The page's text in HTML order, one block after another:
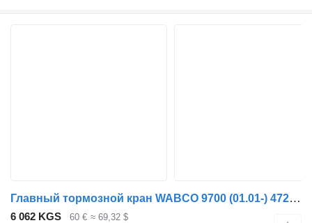
Главный тормозной кран WABCO 9700 (01.01-) 4729000530 для автобуса Volvo 7700-9900 bus (1999-)
6 062 KGS 60 € ≈ 69,32 $